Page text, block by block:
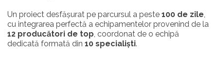
Un proiect desfășurat pe parcursul a peste 100 de zile
cu integrarea perfectă a echipamentelor provenind de la
12 producători de top , coordonat de o echipă
dedicată formată din 10 specialiști.